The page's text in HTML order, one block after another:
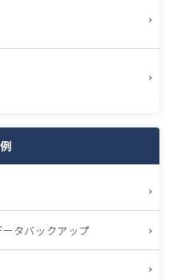
ータバックアップ